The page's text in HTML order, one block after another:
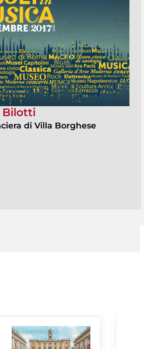
Bilotti
di Villa Borghese